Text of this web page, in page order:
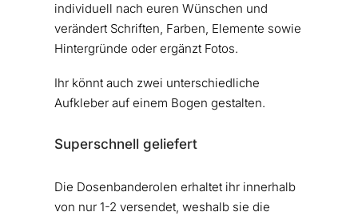
individuell nach euren Wünschen und
verändert Schriften, Farben, Elemente sowie
Hintergründe oder ergänzt Fotos.
Ihr könnt auch zwei unterschiedliche
Aufkleber auf einem Bogen gestalten.
Superschnell geliefert
Die Dosenbanderolen erhaltet ihr innerhalb
von nur 1-2 versendet, weshalb sie die